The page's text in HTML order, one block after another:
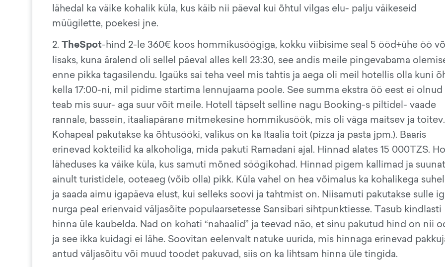
lähedal ka väike kohalik küla, kus käib nii päeval kui õhtul vilgas elu- palju väikeseid
müügilette, poekesi jne.
2. TheSpot-hind 2-le 360€ koos hommikusöögiga, kokku viibisime seal 5 ööd+ühe öö
lisaks, kuna äralend oli sellel päeval alles kell 23:30, see andis meile pingevabama
enne pikka tagasilendu. Igaüks sai teha veel mis tahtis ja aega oli meil hotellis olla kuni
kella 17:00-ni, mil pidime startima lennujaama poole. See summa ekstra öö eest ei olnud
teab mis suur- aga suur võit meile. Hotell täpselt selline nagu Booking-s piltidel- vaade
rannale, bassein, itaaliapärane mitmekesine hommikusöök, mis oli väga maitsev ja toitev.
Kohapeal pakutakse ka õhtusööki, valikus on ka Itaalia toit (pizza ja pasta jpm.). Baaris
erinevad kokteilid ka alkoholiga, mida pakuti Ramadani ajal. Hinnad alates 15 000TZS.
läheduses ka väike küla, kus samuti mõned söögikohad. Hinnad pigem kallimad ja
ainult turistidele, ooteaeg (võib olla) pikk. Küla vahel on hea võimalus ka kohalikega
ja saada aimu igapäeva elust, kui selleks soovi ja tahtmist on. Niisamuti pakutakse sulle
nurga peal erienvaid väljasõite populaarsetesse Sansibari sihtpunktiesse. Tasub kindlasti
hinna üle kaubelda. Nad on kohati “nahaalid” ja teevad näo, et sinu pakutud hind on nii
ja see ikka kuidagi ei lähe. Soovitan eelenvalt natuke uurida, mis hinnaga erinevad
antud väljasõitu või muud toodet pakuvad, siis on ka lihtsam hinna üle tingida.